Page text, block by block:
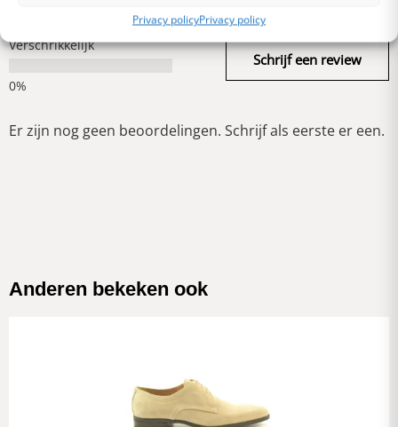
Privacy policyPrivacy policy
Verschrikkelijk
Schrijf een review
Er zijn nog geen beoordelingen. Schrijf als eerste er een.
Anderen bekeken ook